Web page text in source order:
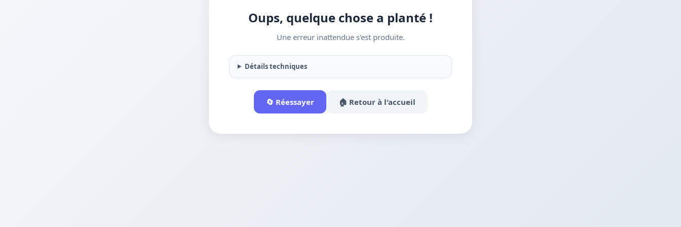
Oups, quelque chose a planté !
Une erreur inattendue s'est produite.
Détails techniques
🔄 Réessayer 🏠 Retour à l'accueil